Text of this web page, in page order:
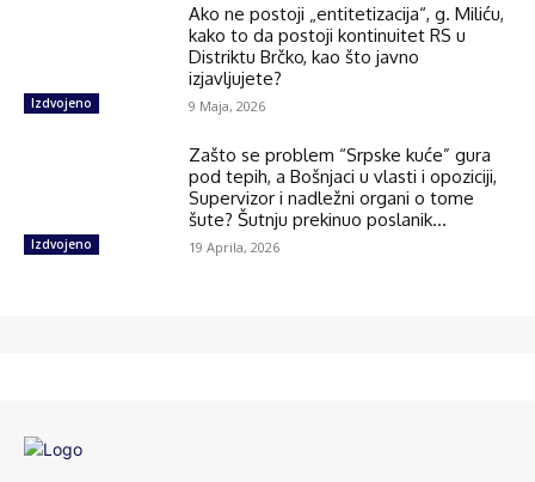
Izdvojeno
Ako ne postoji „entitetizacija“, g. Miliću,
kako to da postoji kontinuitet RS u
Distriktu Brčko, kao što javno
izjavljujete?
9 Maja, 2026
Izdvojeno
Zašto se problem “Srpske kuće” gura
pod tepih, a Bošnjaci u vlasti i opoziciji,
Supervizor i nadležni organi o tome
šute? Šutnju prekinuo poslanik...
19 Aprila, 2026